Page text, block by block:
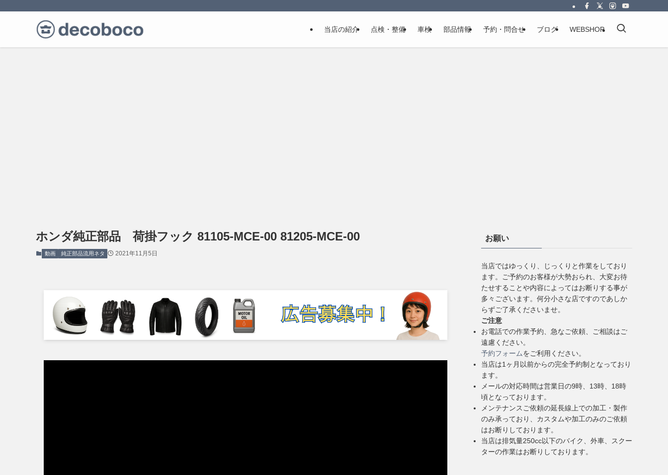
当店の紹介 点検・整備 車検 部品情報 予約・問合せ ブログ WEBSHOP
ホンダ純正部品 荷掛フック 81105-MCE-00 81205-MCE-00
動画 純正部品流用ネタ 2021年11月5日
お願い
当店ではゆっくり、じっくりと作業をしており
ます。ご予約のお客様が大勢おられ、大変お待
たせすることや内容によってはお断りする事が
多々ございます。何分小さな店ですのであしか
らずご了承くださいませ。
ご注意
お電話での作業予約、急なご依頼、ご相談はご
遠慮ください。
予約フォームをご利用ください。
当店は1ヶ月以前からの完全予約制となっており
ます。
メールの対応時間は営業日の9時、13時、18時
頃となっております。
メンテナンスご依頼の延長線上での加工・製作
のみ承っており、カスタムや加工のみのご依頼
はお断りしております。
当店は排気量250cc以下のバイク、外車、スクー
ターの作業はお断りしております。